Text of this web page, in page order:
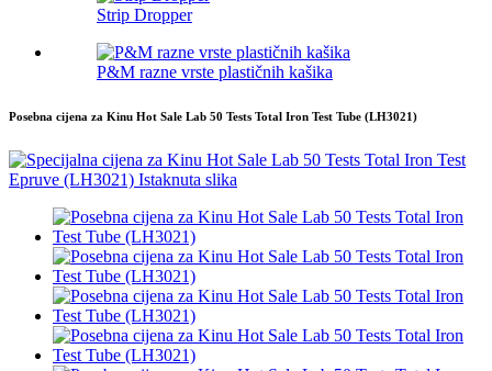
Strip Dropper
P&M razne vrste plastičnih kašika
Posebna cijena za Kinu Hot Sale Lab 50 Tests Total Iron Test Tube (LH3021)